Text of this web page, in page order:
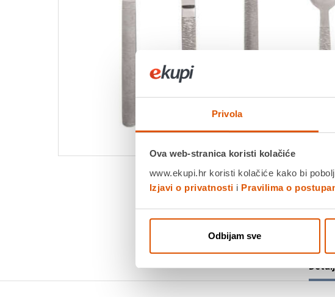
Privola
Ova web-stranica koristi kolačiće
www.ekupi.hr koristi kolačiće kako bi
Izjavi o privatnosti i Pravilima o
Odbijam sve